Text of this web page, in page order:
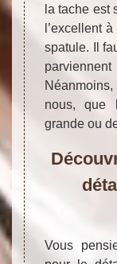
la tache est
l’excellent
spatule. Il
nous, que
grande ou
Vous